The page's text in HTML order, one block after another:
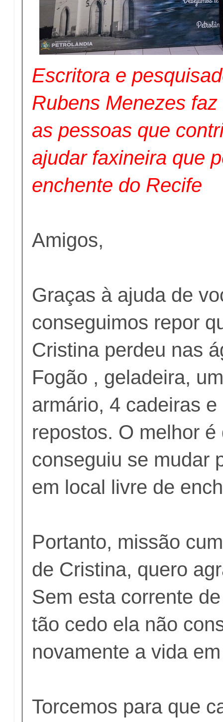
Escritora e
Rubens Menezes
as pessoas que
ajudar faxineira que
enchente do Recife
Amigos,
Graças à ajuda de
conseguimos repor
Cristina perdeu nas
Fogão , geladeira,
armário, 4 cadeiras
repostos. O melhor é
conseguiu se mudar
em local livre de
Portanto, missão
de Cristina, quero
Sem esta corrente
tão cedo ela não
novamente a vida
Torcemos para que